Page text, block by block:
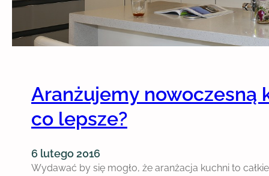
Aranżujemy nowoczesną
co lepsze?
6 lutego 2016
Wydawać by się mogło, że aranżacja kuchni to